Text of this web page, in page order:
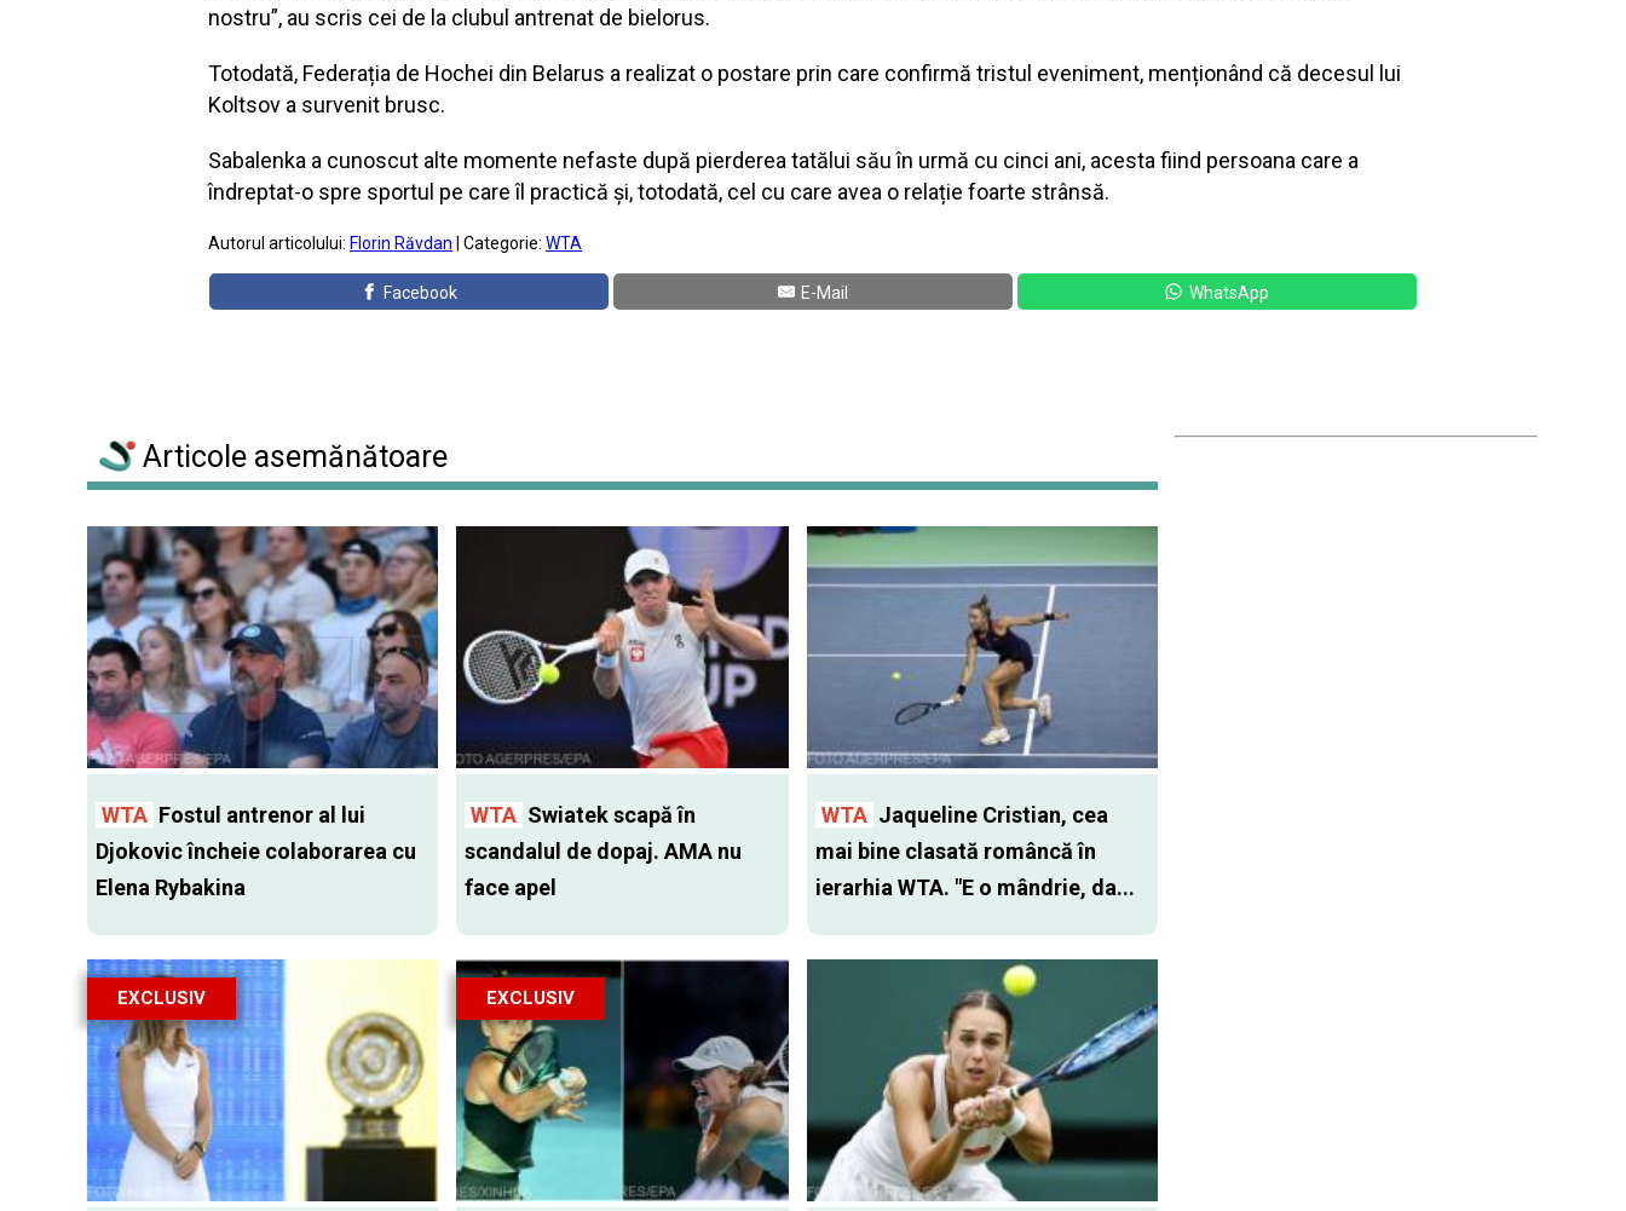
nostru”, au scris cei de la clubul antrenat de bielorus.
Totodată, Federația de Hochei din Belarus a realizat o postare prin care confirmă tristul eveniment, menționând că decesul lui
Koltsov a survenit brusc.
Sabalenka a cunoscut alte momente nefaste după pierderea tatălui său în urmă cu cinci ani, acesta fiind persoana care a
îndreptat-o spre sportul pe care îl practică și, totodată, cel cu care avea o relație foarte strânsă.
Autorul articolului: Florin Răvdan | Categorie: WTA
Facebook E-Mail WhatsApp
Articole asemănătoare
WTA Fostul antrenor al lui
Djokovic încheie colaborarea cu
Elena Rybakina
WTA Swiatek scapă în
scandalul de dopaj. AMA nu
face apel
WTA Jaqueline Cristian, cea
mai bine clasată româncă în
ierarhia WTA. "E o mândrie, da...
EXCLUSIV EXCLUSIV